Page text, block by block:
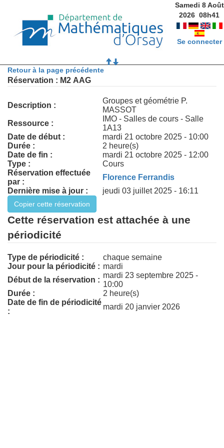
Samedi 8 Août
2026 08h41
Se connecter
Retour à la page précédente
Réservation : M2 AAG
Description :
Groupes et géométrie P.
MASSOT
Ressource :
IMO - Salles de cours - Salle
1A13
Date de début :
mardi 21 octobre 2025 - 10:00
Durée :
2 heure(s)
Date de fin :
mardi 21 octobre 2025 - 12:00
Type :
Cours
Réservation effectuée
par :
Florence Ferrandis
Dernière mise à jour :
jeudi 03 juillet 2025 - 16:11
Cette réservation est attachée à une
périodicité
Type de périodicité :
chaque semaine
Jour pour la périodicité : mardi
Début de la réservation :
mardi 23 septembre 2025 -
10:00
Durée :
2 heure(s)
Date de fin de périodicité
:
mardi 20 janvier 2026